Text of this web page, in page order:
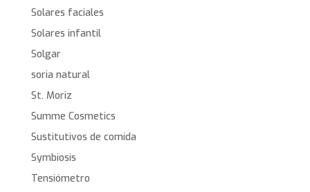
Solares faciales
Solares infantil
Solgar
soria natural
St. Moriz
Summe Cosmetics
Sustitutivos de comida
Symbiosis
Tensiómetro